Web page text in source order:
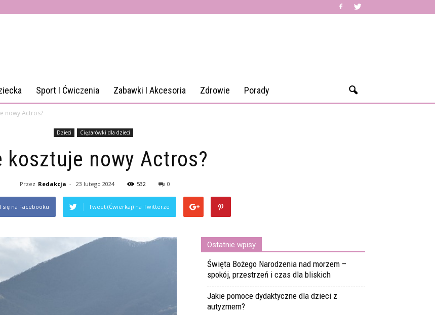
Sport I Ćwiczenia Zabawki I Akcesoria Zdrowie Porady
nowy Actros?
Dzieci Ciężarówki dla dzieci
kosztuje nowy Actros?
Przez Redakcja - 23 lutego 2024 532 0
się na Facebooku Tweet (Ćwierkaj) na Twitterze
Ostatnie wpisy
Święta Bożego Narodzenia nad morzem –
spokój, przestrzeń i czas dla bliskich
Jakie pomoce dydaktyczne dla dzieci z
autyzmem?